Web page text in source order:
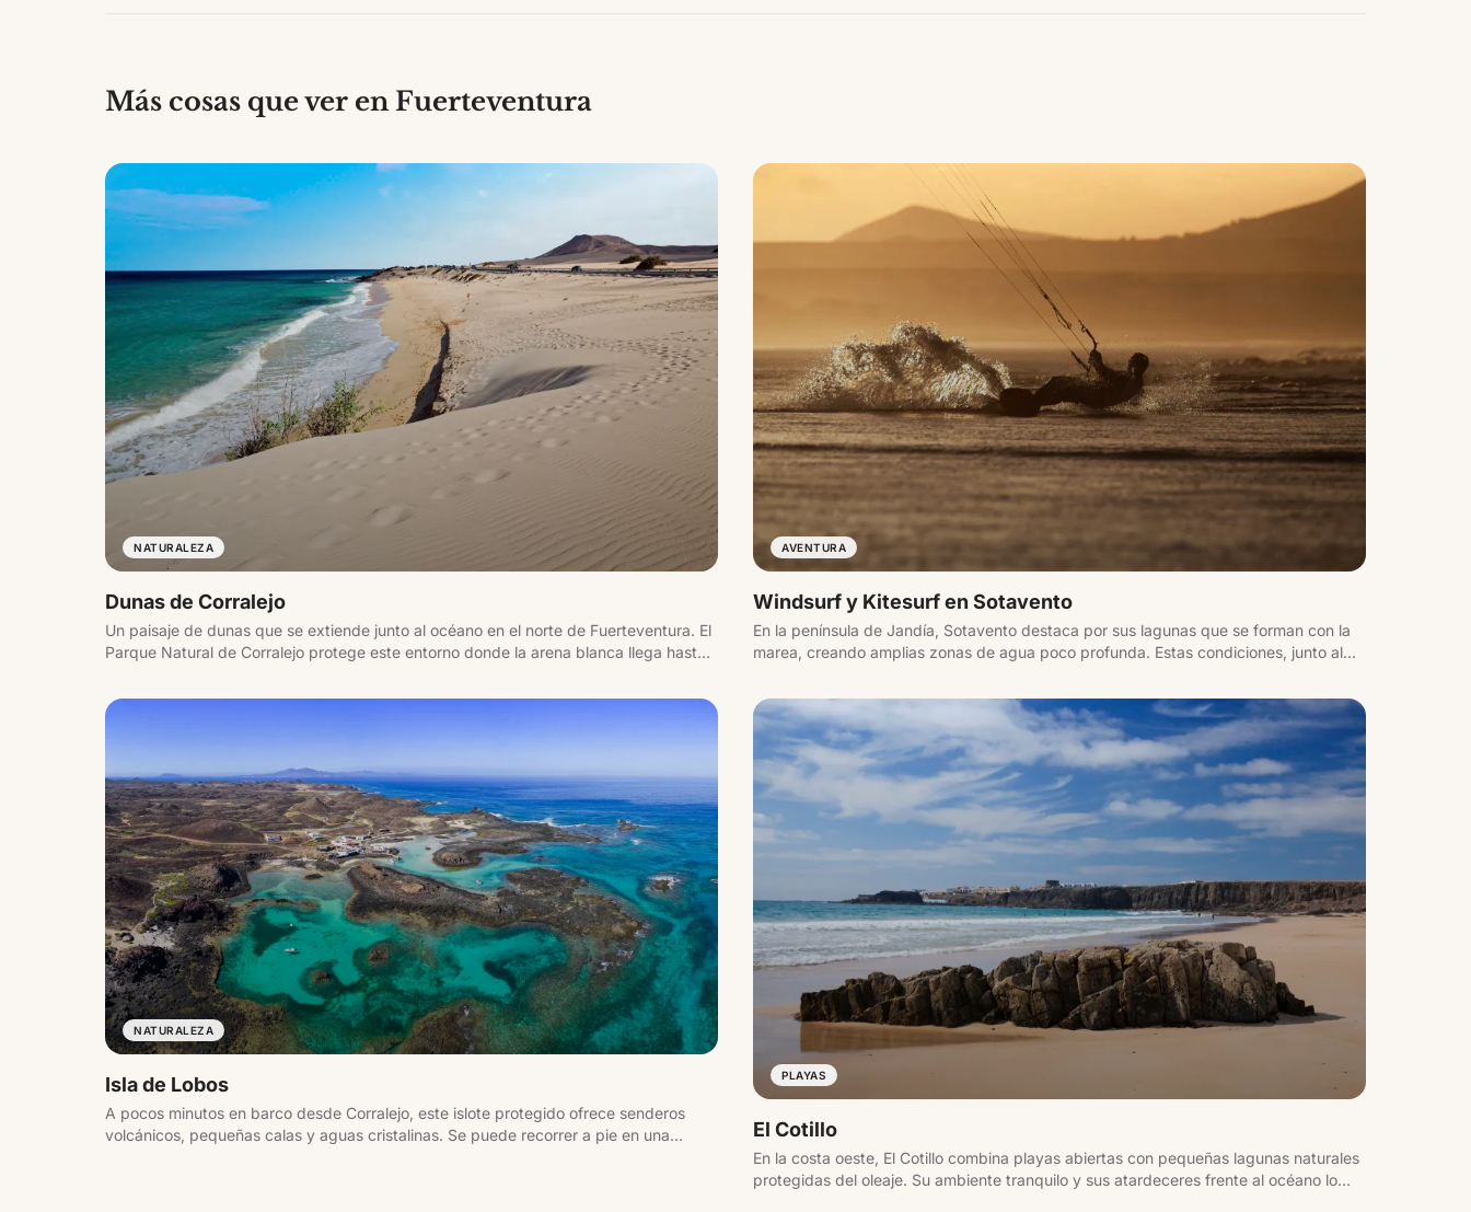
Más cosas que ver en Fuerteventura
NATURALEZA
Dunas de Corralejo
Un paisaje de dunas que se extiende junto al océano en el norte de Fuerteventura. El
Parque Natural de Corralejo protege este entorno donde la arena blanca llega hasta
AVENTURA
Windsurf y Kitesurf en Sotavento
En la península de Jandía, Sotavento destaca por sus lagunas que se forman con la
marea, creando amplias zonas de agua poco profunda. Estas condiciones, junto al
NATURALEZA
Isla de Lobos
A pocos minutos en barco desde Corralejo, este islote protegido ofrece senderos
volcánicos, pequeñas calas y aguas cristalinas. Se puede recorrer a pie en una
PLAYAS
El Cotillo
En la costa oeste, El Cotillo combina playas abiertas con pequeñas lagunas naturales
protegidas del oleaje. Su ambiente tranquilo y sus atardeceres frente al océano lo